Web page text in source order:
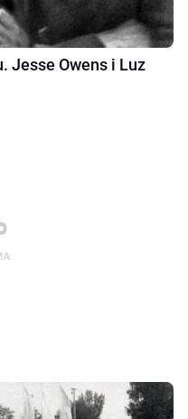
Jesse Owens i Luz